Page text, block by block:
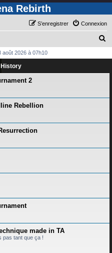
Rebirth
Connexion
S’enregistrer
h
r
h
août 2026 à 07h10
History
2
Rebellion
made in TA
pas tant que ça !